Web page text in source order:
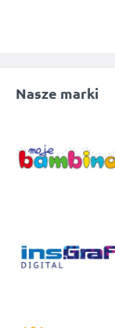
Nasze marki